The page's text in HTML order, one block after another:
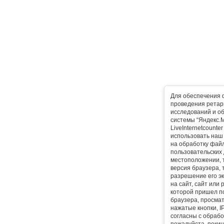
Для обеспечения
проведения
исследований и
системы
использовать
на обработку
местоположении,
версия браузера,
разрешение его
на сайт, сайт или
которой пришел
браузера,
нажатые кнопки,
согласны с